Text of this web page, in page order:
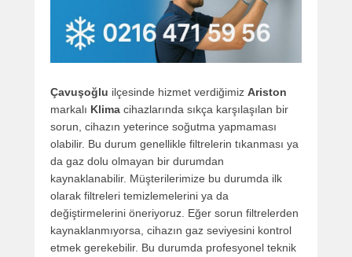
Çavuşoğlu ilçesinde hizmet verdiğimiz Ariston
markalı Klima cihazlarında sıkça karşılaşılan bir
sorun, cihazın yeterince soğutma yapmaması
olabilir. Bu durum genellikle filtrelerin tıkanması ya
da gaz dolu olmayan bir durumdan
kaynaklanabilir. Müşterilerimize bu durumda ilk
olarak filtreleri temizlemelerini ya da
değiştirmelerini öneriyoruz. Eğer sorun filtrelerden
kaynaklanmıyorsa, cihazın gaz seviyesini kontrol
etmek gerekebilir. Bu durumda profesyonel teknik